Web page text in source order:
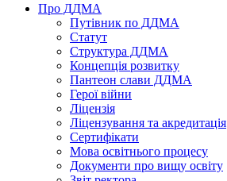
Про ДДМА
Путівник по ДДМА
Статут
Структура ДДМА
Концепція розвитку
Пантеон слави ДДМА
Герої війни
Ліцензія
Ліцензування та акредитація
Сертифікати
Мова освітнього процесу
Документи про вищу освіту